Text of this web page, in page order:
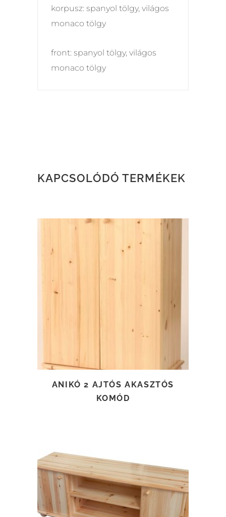
korpusz: spanyol tölgy, világos
monaco tölgy
front: spanyol tölgy, világos
monaco tölgy
KAPCSOLÓDÓ TERMÉKEK
ANIKÓ 2 AJTÓS AKASZTÓS
KOMÓD
TOVÁBB OLVASOM